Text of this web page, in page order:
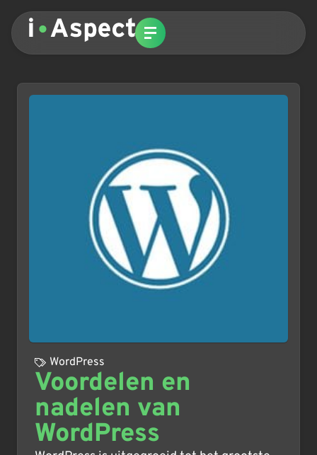
WordPress
Voordelen en
nadelen van
WordPress